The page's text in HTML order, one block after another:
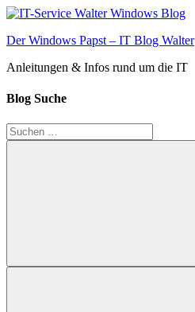
Zum
springen
Der Windows Papst – IT Blog Walter
Anleitungen & Infos rund um die IT
Blog Suche
Suchen
nach:
Suchen